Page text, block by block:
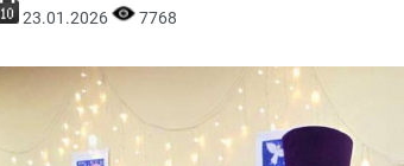
23.01.2026 7768